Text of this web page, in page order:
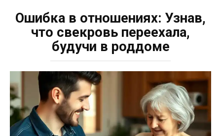
Ошибка в отношениях: Узнав,
что свекровь переехала,
будучи в роддоме